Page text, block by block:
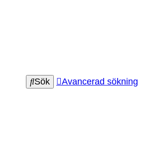
Sök Avancerad sökning